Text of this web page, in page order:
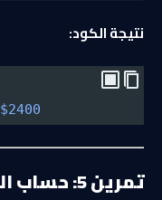
نتيجة الكود:
$2400
تمرين 5: حساب الوقت اللازم لقراءة كتاب